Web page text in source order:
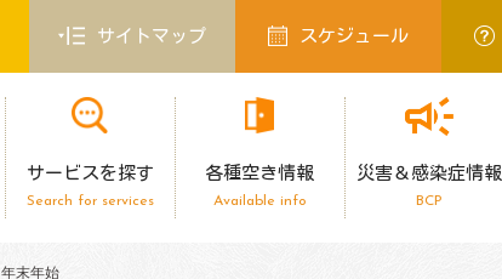
サイトマップ スケジュール
サービスを探す
Search for services
各種空き情報
Available info
災害＆感染症情報
BCP
年末年始